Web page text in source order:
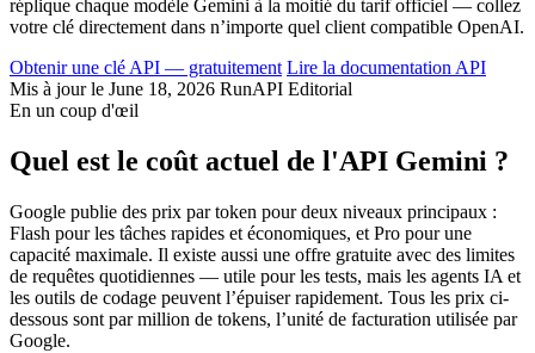
réplique chaque modèle Gemini à la moitié du tarif officiel — collez
votre clé directement dans n’importe quel client compatible OpenAI.
Obtenir une clé API — gratuitement Lire la documentation API
Mis à jour le June 18, 2026 RunAPI Editorial
En un coup d'œil
Quel est le coût actuel de l'API Gemini ?
Google publie des prix par token pour deux niveaux principaux :
Flash pour les tâches rapides et économiques, et Pro pour une
capacité maximale. Il existe aussi une offre gratuite avec des limites
de requêtes quotidiennes — utile pour les tests, mais les agents IA et
les outils de codage peuvent l’épuiser rapidement. Tous les prix ci-
dessous sont par million de tokens, l’unité de facturation utilisée par
Google.